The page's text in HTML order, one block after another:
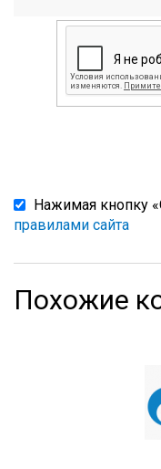
Нажимая кнопку
правилами сайта
Похожие